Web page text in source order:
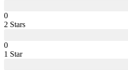
0
2 Stars
0
1 Star